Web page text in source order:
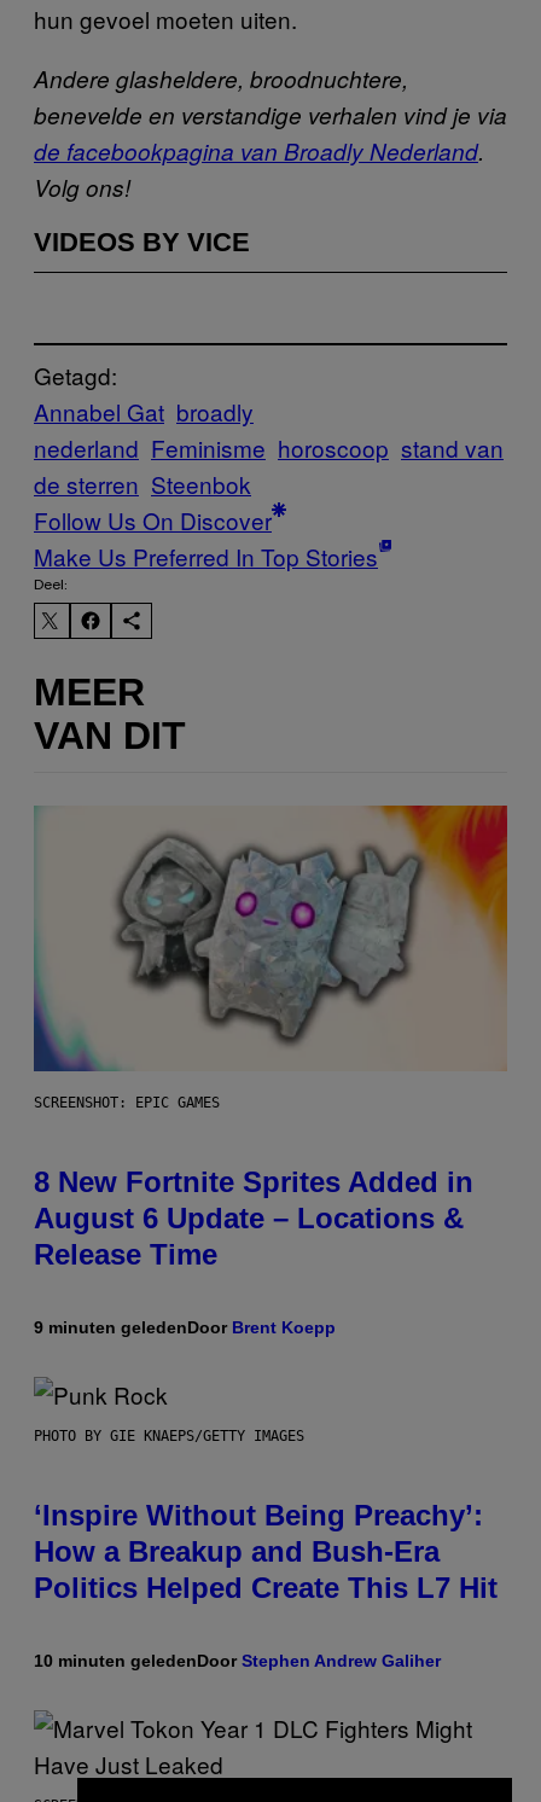
hun gevoel moeten uiten.
Andere glasheldere, broodnuchtere,
benevelde en verstandige verhalen vind je via
de facebookpagina van Broadly Nederland.
Volg ons!
VIDEOS BY VICE
Getagd:
Annabel Gat broadly
nederland Feminisme horoscoop stand van
de sterren Steenbok
Follow Us On Discover
Make Us Preferred In Top Stories
Deel:
MEER
VAN DIT
SCREENSHOT: EPIC GAMES
8 New Fortnite Sprites Added in
August 6 Update – Locations &
Release Time
9 minuten geledenDoor Brent Koepp
PHOTO BY GIE KNAEPS/GETTY IMAGES
‘Inspire Without Being Preachy’:
How a Breakup and Bush-Era
Politics Helped Create This L7 Hit
10 minuten geledenDoorStephen Andrew Galiher